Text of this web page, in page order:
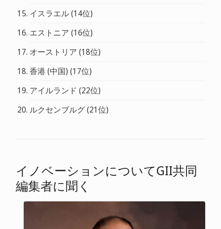
イスラエル (14位)
エストニア (16位)
オーストリア (18位)
香港 (中国) (17位)
アイルランド (22位)
ルクセンブルグ (21位)
イノベーションについてGII共同
編集者に聞く